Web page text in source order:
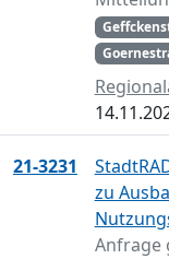
21-3231
zu
Anfrage